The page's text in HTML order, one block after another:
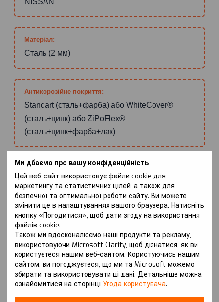
Ми дбаємо про вашу конфіденційність
Цей веб-сайт використовує файли cookie для
маркетингу та статистичних цілей, а також для
безпечної та оптимальної роботи сайту. Ви можете
змінити це в налаштуваннях вашого браузера. Натисніть
кнопку «Погодитися», щоб дати згоду на використання
файлів cookie.
Також ми вдосконалюємо наші продукти та рекламу,
використовуючи Microsoft Clarity, щоб дізнатися, як ви
користуєтеся нашим веб-сайтом. Користуючись нашим
сайтом, ви погоджуєтеся, що ми та Microsoft можемо
збирати та використовувати ці дані. Детальніше можна
ознайомитися на сторінці Угода користувача.
NISSAN
Матеріал:
Сталь (2 мм)
Антикорозійне покриття:
Standart (сталь+фарба) або WhiteCover®
(сталь+цинк) або ZiPoFlex®
(сталь+цинк+фарба+лак)
Радіатор, Двигун, КПП
Тип/об'єм двигуна:
Всі окрім 1.4 (бензин) або 1.4 (бензин)
Особливості:
АКПП або МКПП